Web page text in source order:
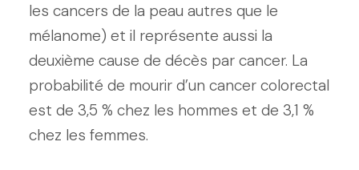
les cancers de la peau autres que le
mélanome) et il représente aussi la
deuxième cause de décès par cancer. La
probabilité de mourir d’un cancer colorectal
est de 3,5 % chez les hommes et de 3,1 %
chez les femmes.